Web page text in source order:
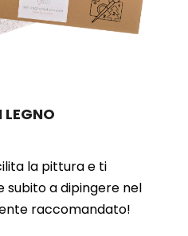
LEGNO
la pittura e ti
a dipingere nel
raccomandato!